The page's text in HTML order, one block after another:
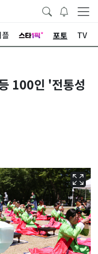
플 포토 TV
100인 '전통성